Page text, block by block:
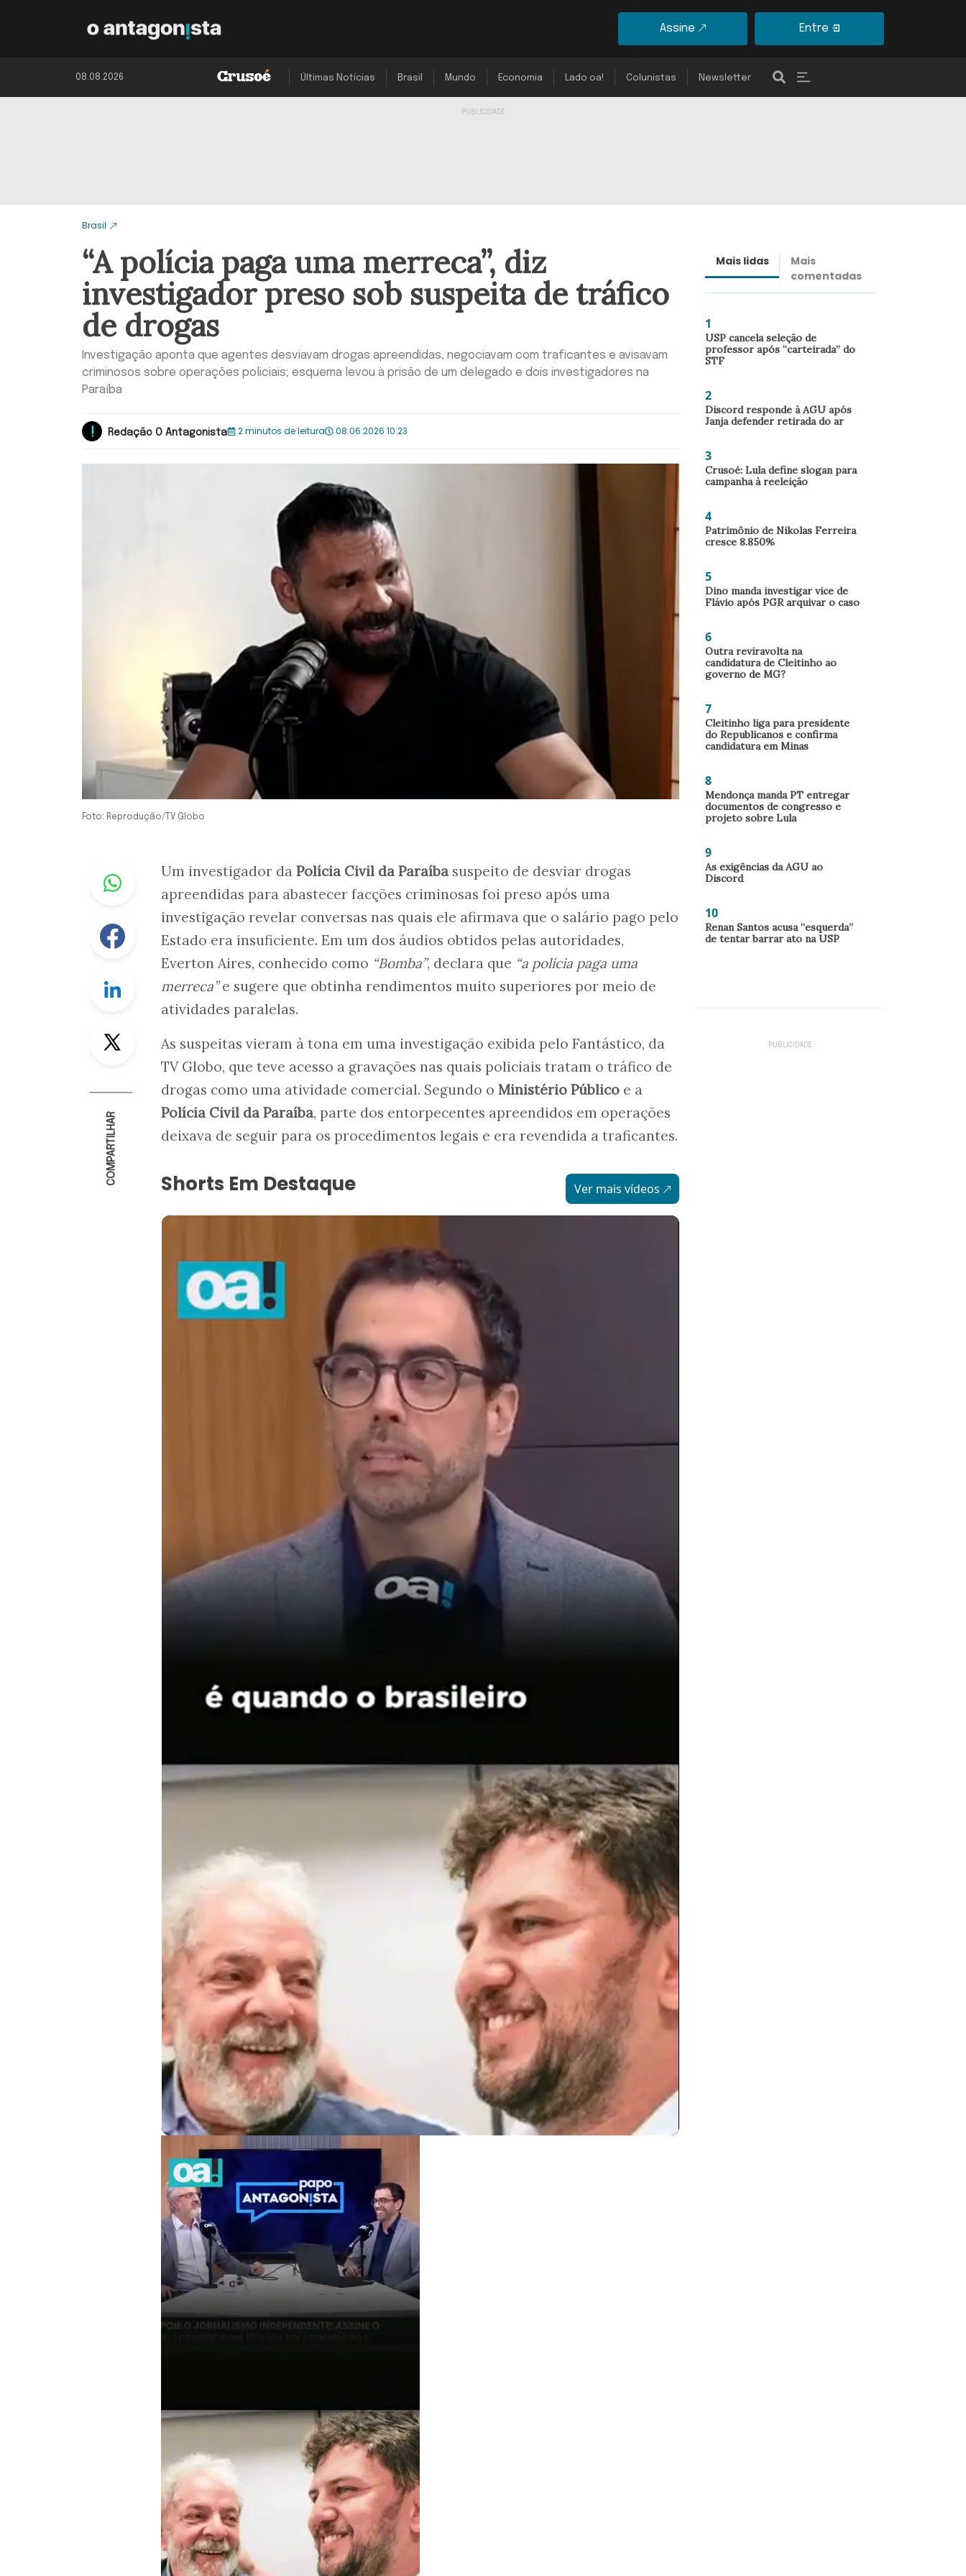
Assine Entre
08.08.2026 Últimas Notícias Brasil Mundo Economia Lado oa! Colunistas Newsletter
Brasil
“A polícia paga uma merreca”, diz
investigador preso sob suspeita de tráfico
de drogas
Investigação aponta que agentes desviavam drogas apreendidas, negociavam com traficantes e avisavam
criminosos sobre operações policiais; esquema levou à prisão de um delegado e dois investigadores na
Paraíba
Redação O Antagonista 2 minutos de leitura 08.06.2026 10:23
Foto: Reprodução/TV Globo
Whastapp
Facebook
COMPARTILHAR
Um investigador da Polícia Civil da Paraíba suspeito de desviar drogas
apreendidas para abastecer facções criminosas foi preso após uma
investigação revelar conversas nas quais ele afirmava que o salário pago pelo
Estado era insuficiente. Em um dos áudios obtidos pelas autoridades,
Everton Aires, conhecido como “Bomba”, declara que “a polícia paga uma
merreca”e sugere que obtinha rendimentos muito superiores por meio de
atividades paralelas.
As suspeitas vieram à tona em uma investigação exibida pelo Fantástico, da
TV Globo, que teve acesso a gravações nas quais policiais tratam o tráfico de
drogas como uma atividade comercial. Segundo o Ministério Público e a
Polícia Civil da Paraíba, parte dos entorpecentes apreendidos em operações
deixava de seguir para os procedimentos legais e era revendida a traficantes.
Shorts Em Destaque Ver mais vídeos
Mais lidas
Mais
comentadas
1
USP cancela seleção de
professor após “carteirada” do
STF
2
Discord responde à AGU após
Janja defender retirada do ar
3
Crusoé: Lula define slogan para
campanha à reeleição
4
Patrimônio de Nikolas Ferreira
cresce 8.850%
5
Dino manda investigar vice de
Flávio após PGR arquivar o caso
6
Outra reviravolta na
candidatura de Cleitinho ao
governo de MG?
7
Cleitinho liga para presidente
do Republicanos e confirma
candidatura em Minas
8
Mendonça manda PT entregar
documentos de congresso e
projeto sobre Lula
9
As exigências da AGU ao
Discord
10
Renan Santos acusa “esquerda”
de tentar barrar ato na USP